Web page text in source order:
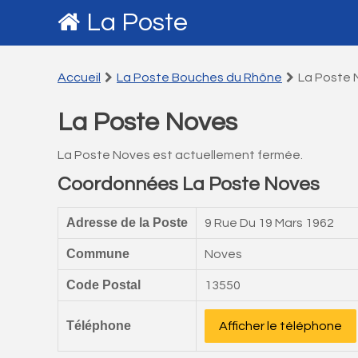
La Poste
Accueil La Poste Bouches du Rhône La Poste
La Poste Noves
La Poste Noves est actuellement fermée.
Coordonnées La Poste Noves
Adresse de la Poste 9 Rue Du 19 Mars 1962
Commune Noves
Code Postal 13550
Téléphone Afficher le téléphone